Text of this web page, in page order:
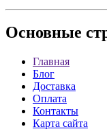
Основные
Главная
Блог
Доставка
Оплата
Контакты
Карта сайта